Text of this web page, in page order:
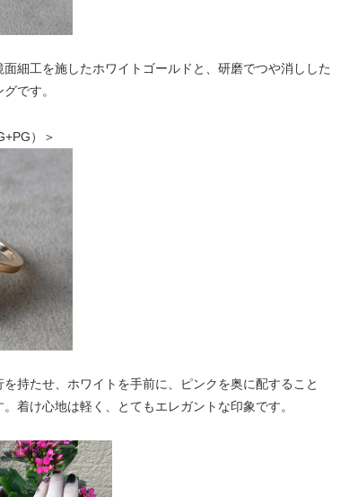
細工を施したホワイトゴールドと、研磨でつや消しした
です。
）＞
持たせ、ホワイトを手前に、ピンクを奥に配すること
着け心地は軽く、とてもエレガントな印象です。